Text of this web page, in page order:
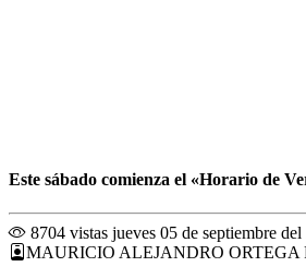
Este sábado comienza el «Horario de
8704 vistas jueves 05 de septiembre
MAURICIO ALEJANDRO ORTEGA